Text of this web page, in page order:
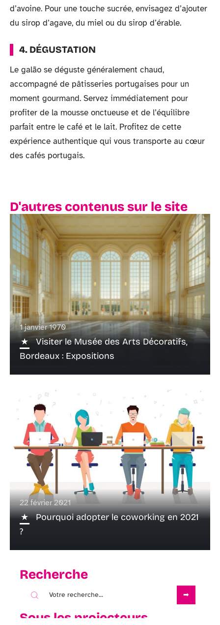
d’avoine. Pour une touche sucrée, envisagez d’ajouter
du sirop d’agave, du miel ou du sirop d’érable.
4. DÉGUSTATION
Le galão se déguste généralement chaud,
accompagné de pâtisseries portugaises pour un
moment gourmand. Servez immédiatement pour
profiter de la mousse onctueuse et de l’équilibre
parfait entre le café et le lait. Profitez de cette
expérience authentique qui vous transporte au cœur
des cafés portugais.
D'autres contenus sur le site
1 janvier 1970
Visiter le Musée des Arts Décoratifs,
Bordeaux : Expositions
22 février 2021
Pourquoi adopter le coworking en 2021
?
Recherche
Sous les projecteurs